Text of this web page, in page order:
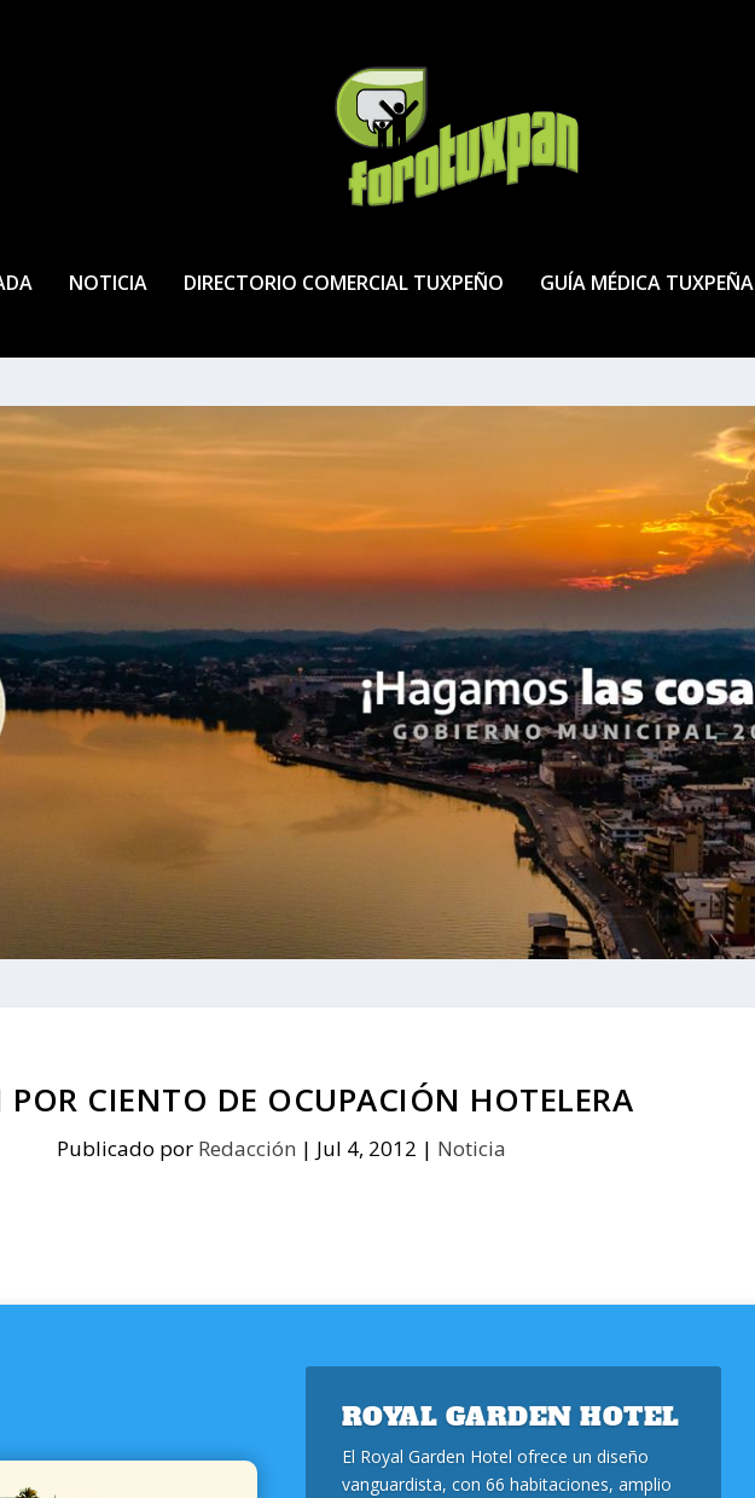
NOTICIA DIRECTORIO COMERCIAL TUXPEÑO GUÍA MÉDICA TUXPEÑA
POR CIENTO DE OCUPACIÓN HOTELERA
Publicado por Redacción | Jul 4, 2012 | Noticia
ROYAL GARDEN HOTEL
El Royal Garden Hotel ofrece un diseño
vanguardista, con 66 habitaciones, amplio